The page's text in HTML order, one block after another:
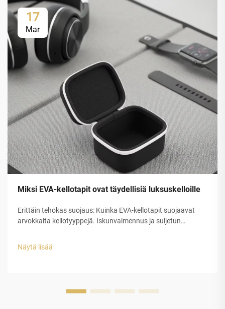
17
Mar
Miksi EVA-kellotapit ovat täydellisiä luksuskelloille
Erittäin tehokas suojaus: Kuinka EVA-kellotapit suojaavat
arvokkaita kellotyyppejä. Iskunvaimennus ja suljetun
vinyyliasetaatin (EVA) suljetun solurakenteen muovilla on
erinomainen suojauskyky luksuskellojen tappeihin...
Näytä lisää